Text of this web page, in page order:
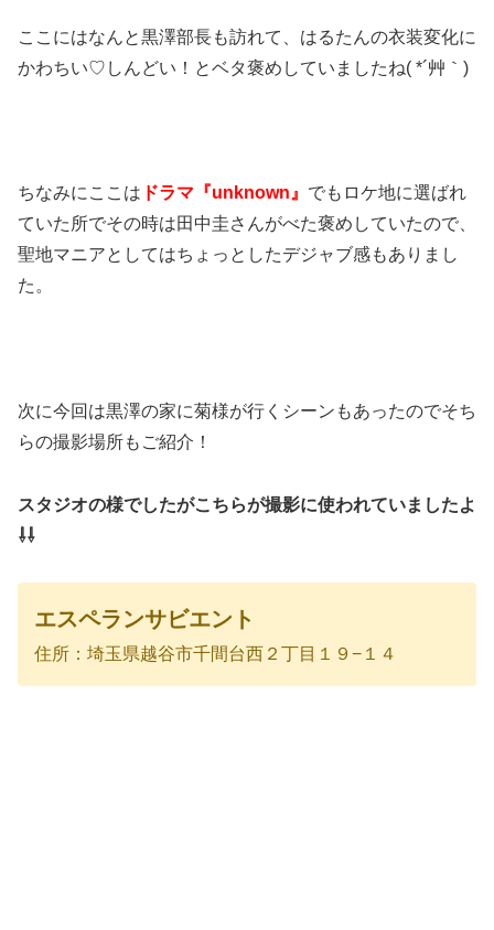
ここにはなんと黒澤部長も訪れて、はるたんの衣装変化に
かわちい♡しんどい！とベタ褒めしていましたね( *´艸｀)
ちなみにここは ドラマ『unknown』 でもロケ地に選ばれ
ていた所でその時は田中圭さんがべた褒めしていたので、
聖地マニアとしてはちょっとしたデジャブ感もありまし
た。
次に今回は黒澤の家に菊様が行くシーンもあったのでそち
らの撮影場所もご紹介！
スタジオの様でしたがこちらが撮影に使われていましたよ
⇩⇩
エスペランサビエント
住所：埼玉県越谷市千間台西２丁目１９−１４